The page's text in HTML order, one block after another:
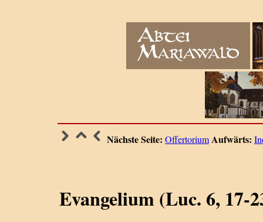
Nächste Seite: OffertoriumAufwärts:
Evangelium (Luc. 6, 17-